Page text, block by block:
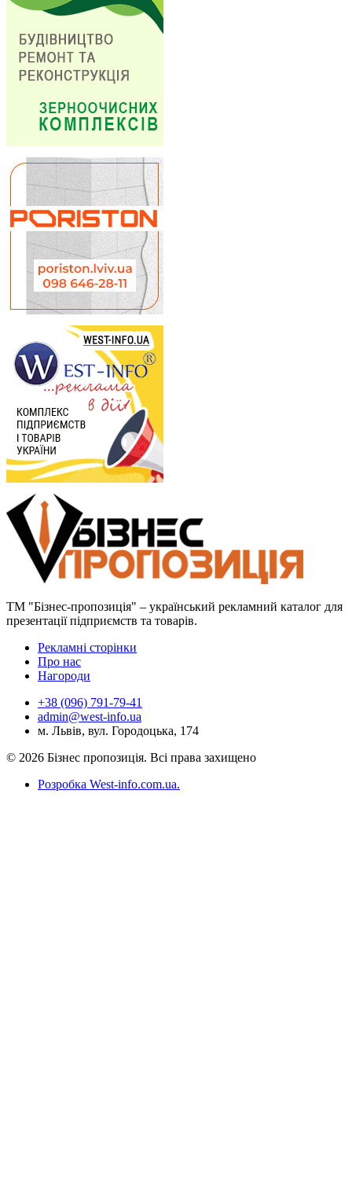
ТМ "Бізнес-пропозиція" – український рекламний каталог для
презентації підприємств та товарів.
Рекламні сторінки
Про нас
Нагороди
+38 (096) 791-79-41
admin@west-info.ua
м. Львів, вул. Городоцька, 174
© 2026 Бізнес пропозиція. Всі права захищено
Розробка West-info.com.ua.